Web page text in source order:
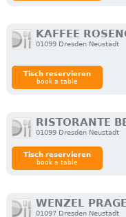
KAFFEE
01099 Dresden Neustadt
Tisch reservieren
book a table
RISTORANTE
01099 Dresden Neustadt
Tisch reservieren
book a table
WENZEL
01097 Dresden Neustadt